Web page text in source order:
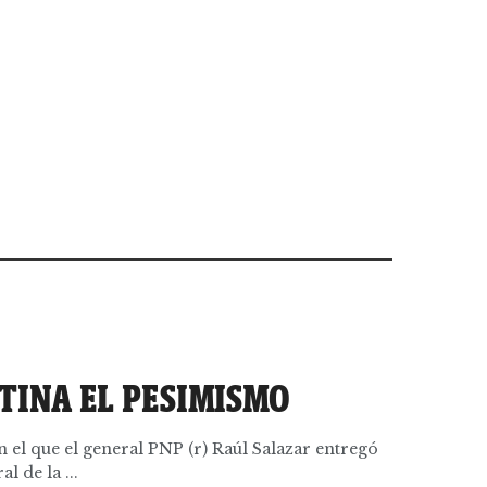
EL PESIMISMO
que el general PNP (r) Raúl Salazar entregó
de la ...